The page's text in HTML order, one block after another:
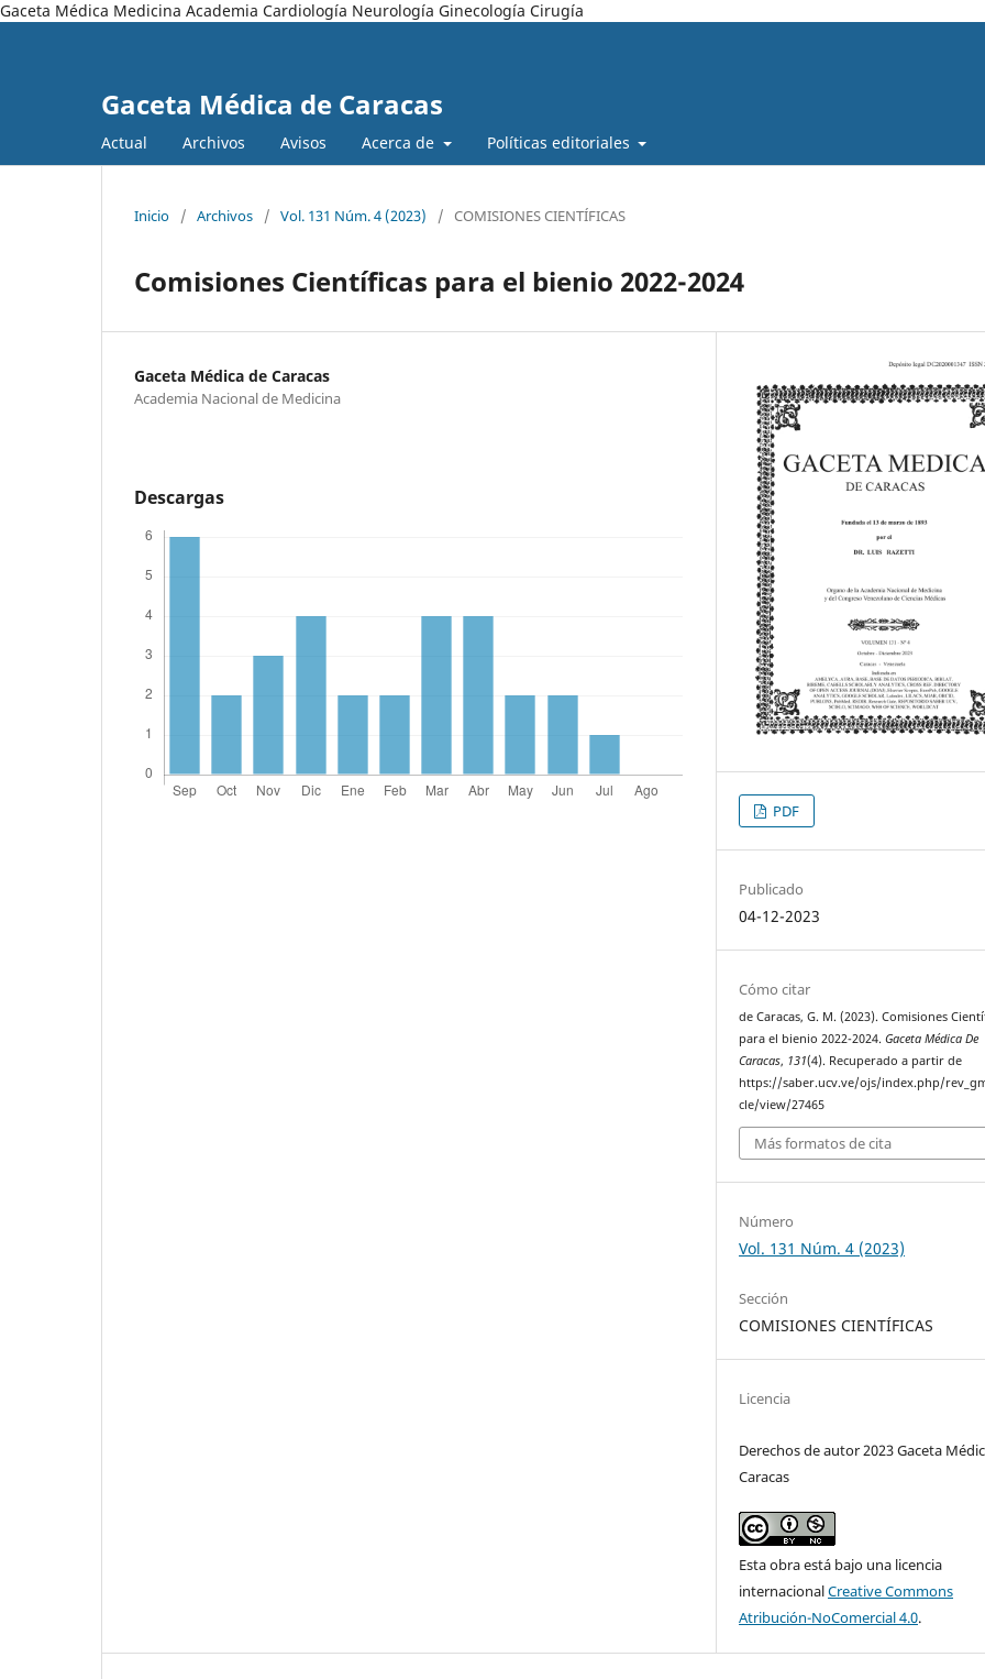
Gaceta Médica Medicina Academia Cardiología Neurología Ginecología Cirugía
Gaceta Médica de Caracas
Actual Archivos Avisos Acerca de Políticas editoriales
Inicio / Archivos / Vol. 131 Núm. 4 (2023) / COMISIONES CIENTÍFICAS
Comisiones Científicas para el bienio 2022-2024
Gaceta Médica de Caracas
Academia Nacional de Medicina
Descargas
PDF
Publicado
04-12-2023
Cómo citar
de Caracas, G. M. (2023). Comisiones
para el bienio 2022-2024.Gaceta Médica De
Caracas, 131(4). Recuperado a partir de
https://saber.ucv.ve/ojs/index.php/
cle/view/27465
Más formatos de cita
Número
Vol. 131 Núm. 4 (2023)
Sección
COMISIONES CIENTÍFICAS
Licencia
Derechos de autor 2023 Gaceta
Caracas
Esta obra está bajo una licencia
internacionalCreative Commons
Atribución-NoComercial 4.0.